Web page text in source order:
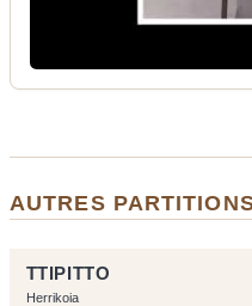
AUTRES
TTIPITTO
Herrikoia